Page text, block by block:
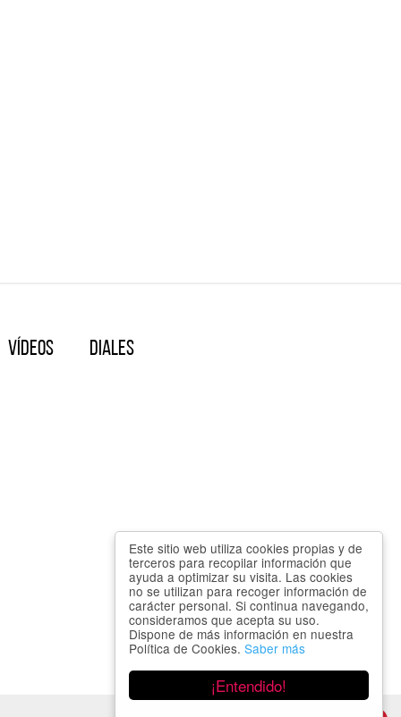
¡Entendido!
Este sitio web utiliza cookies propias y de
terceros para recopilar información que
ayuda a optimizar su visita. Las cookies
no se utilizan para recoger información de
carácter personal. Si continua navegando,
consideramos que acepta su uso.
Dispone de más información en nuestra
Política de Cookies. Saber más
Vídeos Diales